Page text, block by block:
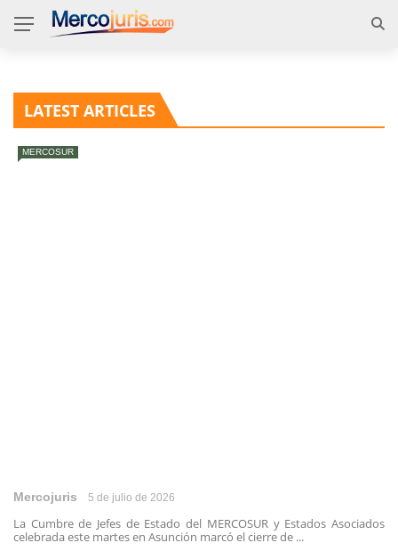
LATEST ARTICLES
MERCOSUR
Mercojuris 5 de julio de 2026
La Cumbre de Jefes de Estado del MERCOSUR y Estados Asociados
celebrada este martes en Asunción marcó el cierre de ...